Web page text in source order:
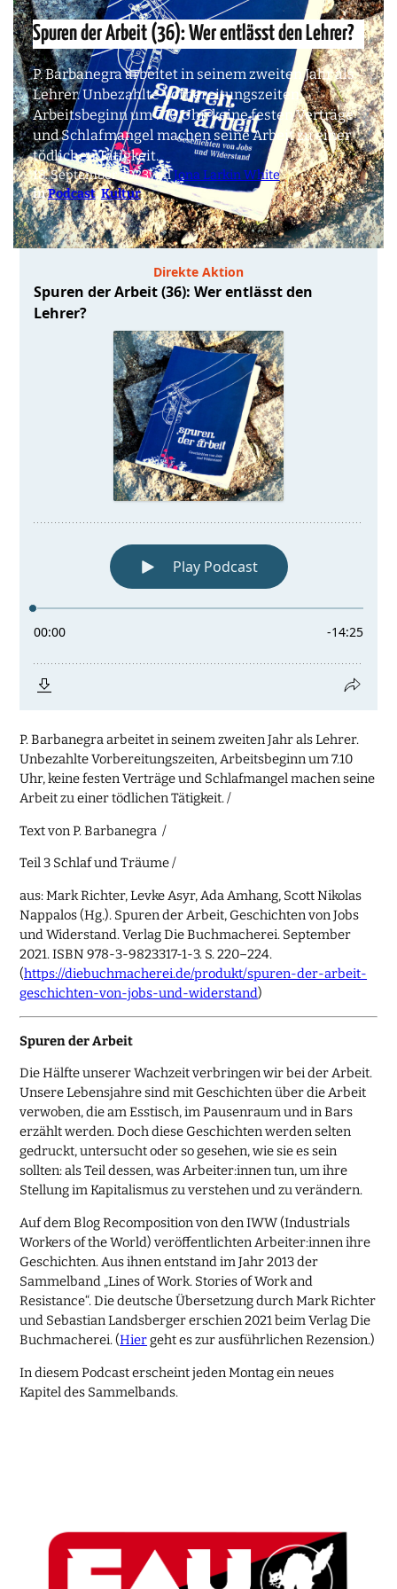
Spuren der Arbeit (36): Wer entlässt den Lehrer?
P. Barbanegra arbeitet in seinem zweiten Jahr als
Lehrer. Unbezahlte Vorbereitungszeiten,
Arbeitsbeginn um 7.10 Uhr, keine festen Verträge
und Schlafmangel machen seine Arbeit zu einer
tödlichen Tätigkeit.
18. September 2023vonJona Larkin White
inPodcast, Kultur
P. Barbanegra arbeitet in seinem zweiten Jahr als Lehrer.
Unbezahlte Vorbereitungszeiten, Arbeitsbeginn um 7.10
Uhr, keine festen Verträge und Schlafmangel machen seine
Arbeit zu einer tödlichen Tätigkeit. /
Text von P. Barbanegra /
Teil 3 Schlaf und Träume /
aus: Mark Richter, Levke Asyr, Ada Amhang, Scott Nikolas
Nappalos (Hg.). Spuren der Arbeit, Geschichten von Jobs
und Widerstand. Verlag Die Buchmacherei. September
2021. ISBN 978-3-9823317-1-3. S. 220–224.
(https://diebuchmacherei.de/produkt/spuren-der-arbeit-
geschichten-von-jobs-und-widerstand)
Spuren der Arbeit
Die Hälfte unserer Wachzeit verbringen wir bei der Arbeit.
Unsere Lebensjahre sind mit Geschichten über die Arbeit
verwoben, die am Esstisch, im Pausenraum und in Bars
erzählt werden. Doch diese Geschichten werden selten
gedruckt, untersucht oder so gesehen, wie sie es sein
sollten: als Teil dessen, was Arbeiter:innen tun, um ihre
Stellung im Kapitalismus zu verstehen und zu verändern.
Auf dem Blog Recomposition von den IWW (Industrials
Workers of the World) veröffentlichten Arbeiter:innen ihre
Geschichten. Aus ihnen entstand im Jahr 2013 der
Sammelband „Lines of Work. Stories of Work and
Resistance“. Die deutsche Übersetzung durch Mark Richter
und Sebastian Landsberger erschien 2021 beim Verlag Die
Buchmacherei. (Hiergeht es zur ausführlichen Rezension.)
In diesem Podcast erscheint jeden Montag ein neues
Kapitel des Sammelbands.